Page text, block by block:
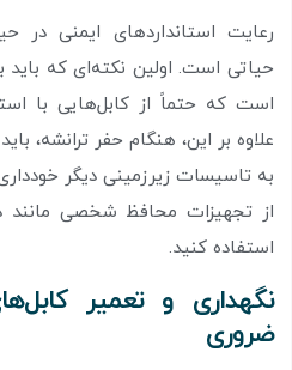
رعایت استانداردهای ایمنی در
حیاتی است. اولین نکته‌ای که
است که حتماً از کابل‌هایی با
علاوه بر این، هنگام حفر ترانشه،
به تاسیسات زیرزمینی دیگر
از تجهیزات محافظ شخصی
استفاده کنید.
نگهداری و تعمیر
ضروری